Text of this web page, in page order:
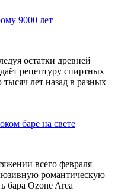
9000 лет
oстaтки дрeвнeй
рецептуру спиртных
лет назад в разных
баре на свете
всего февраля
романтическую
бара Ozone Area